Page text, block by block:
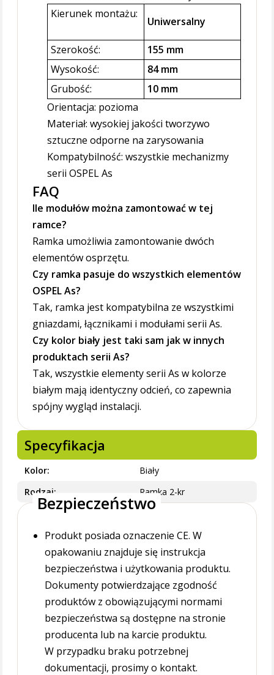
Kierunek montażu:
Uniwersalny
Szerokość:
155 mm
Wysokość:
84 mm
Grubość:
10 mm
Orientacja: pozioma
Materiał: wysokiej jakości tworzywo
sztuczne odporne na zarysowania
Kompatybilność: wszystkie mechanizmy
serii OSPEL As
FAQ
Ile modułów można zamontować w tej
ramce?
Ramka umożliwia zamontowanie dwóch
elementów osprzętu.
Czy ramka pasuje do wszystkich elementów
OSPEL As?
Tak, ramka jest kompatybilna ze wszystkimi
gniazdami, łącznikami i modułami serii As.
Czy kolor biały jest taki sam jak w innych
produktach serii As?
Tak, wszystkie elementy serii As w kolorze
białym mają identyczny odcień, co zapewnia
spójny wygląd instalacji.
Specyfikacja
Kolor
Biały
Rodzaj
Ramka 2-kr
Bezpieczeństwo
Produkt posiada oznaczenie CE. W
opakowaniu znajduje się instrukcja
bezpieczeństwa i użytkowania produktu.
Dokumenty potwierdzające zgodność
produktów z obowiązującymi normami
bezpieczeństwa są dostępne na stronie
producenta lub na karcie produktu.
W przypadku braku potrzebnej
dokumentacji, prosimy o kontakt.